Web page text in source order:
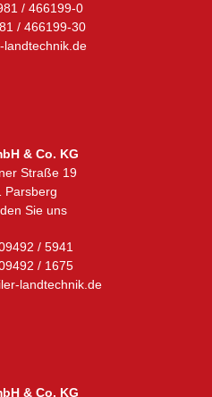
/ 466199-0
/ 466199-30
landtechnik.de
& Co. KG
Straße 19
Parsberg
Sie uns
/ 5941
/ 1675
landtechnik.de
& Co. KG